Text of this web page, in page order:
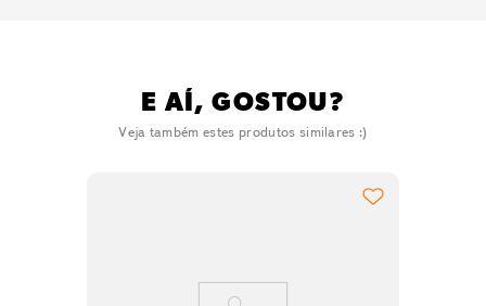
E AÍ, GOSTOU?
Veja também estes produtos similares :)